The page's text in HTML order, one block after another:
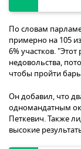
По словам
примерно на 105
6% участков.
недовольства,
чтобы пройти
Он добавил, что
одномандатным
Петкевич. Также
высокие